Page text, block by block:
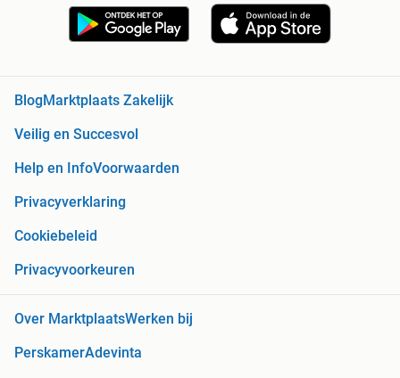
BlogMarktplaats Zakelijk
Veilig en Succesvol
Help en InfoVoorwaarden
Privacyverklaring
Cookiebeleid
Privacyvoorkeuren
Over MarktplaatsWerken bij
PerskamerAdevinta